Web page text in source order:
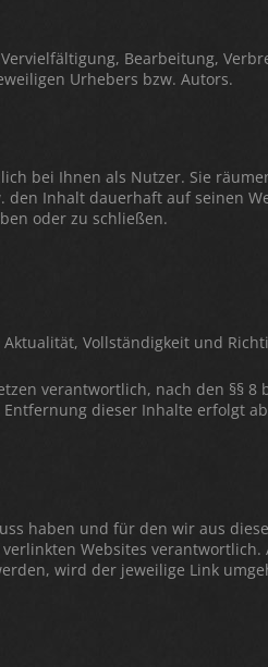
Bearbeitung,
Urhebers bzw. Autors.
bei Ihnen als Nutzer. Sie
den Inhalt dauerhaft auf seinen
oder zu schließen.
Vollständigkeit und
verantwortlich, nach den §§ 8
dieser Inhalte erfolgt
haben und für den wir aus
Websites verantwortlich.
wird der jeweilige Link